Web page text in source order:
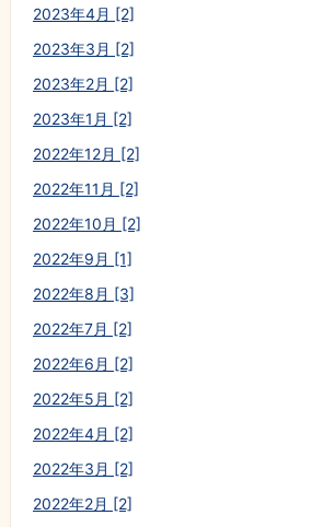
2023年4月 [2]
2023年3月 [2]
2023年2月 [2]
2023年1月 [2]
2022年12月 [2]
2022年11月 [2]
2022年10月 [2]
2022年9月 [1]
2022年8月 [3]
2022年7月 [2]
2022年6月 [2]
2022年5月 [2]
2022年4月 [2]
2022年3月 [2]
2022年2月 [2]